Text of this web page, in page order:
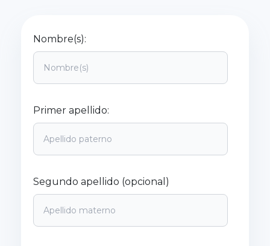
Nombre(s):
Primer apellido:
Segundo apellido (opcional)